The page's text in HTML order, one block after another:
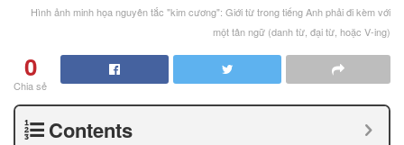
Hình ảnh minh họa nguyên tắc "kim cương": Giới từ trong tiếng Anh phải đi kèm với
một tân ngữ (danh từ, đại từ, hoặc V-ing)
0
Chia sẻ
Contents